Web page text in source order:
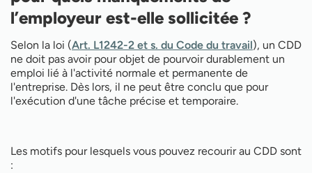
l’employeur est-elle sollicitée ?
Selon la loi (Art. L1242-2 et s. du Code du travail), un CDD
ne doit pas avoir pour objet de pourvoir durablement un
emploi lié à l'activité normale et permanente de
l'entreprise. Dès lors, il ne peut être conclu que pour
l'exécution d'une tâche précise et temporaire.
Les motifs pour lesquels vous pouvez recourir au CDD sont
: